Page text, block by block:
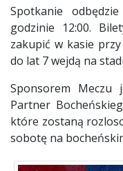
Spotkanie
godzinie 12:00.
zakupić w kasie
do lat 7 wejdą na
Sponsorem Meczu
Partner
które zostaną
sobotę na